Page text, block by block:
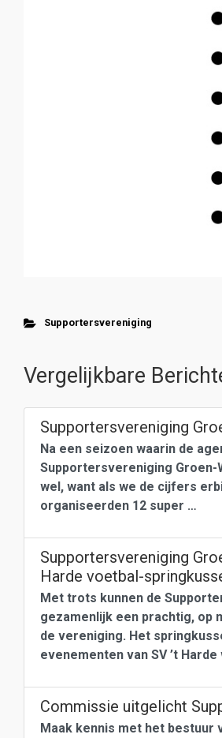
Supportersvereniging
Vergelijkbare
Supportersvereniging
Na een seizoen waarin de
Supportersvereniging Groen-
wel, want als we de cijfers
organiseerden 12 super …
Supportersvereniging
Harde voetbal-
Met trots kunnen de
gezamenlijk een prachtig, op
de vereniging. Het
evenementen van SV ’t
Commissie uitgelicht
Maak kennis met het bestuur